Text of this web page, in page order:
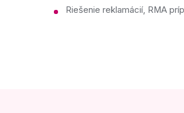
Riešenie reklamácií, RMA